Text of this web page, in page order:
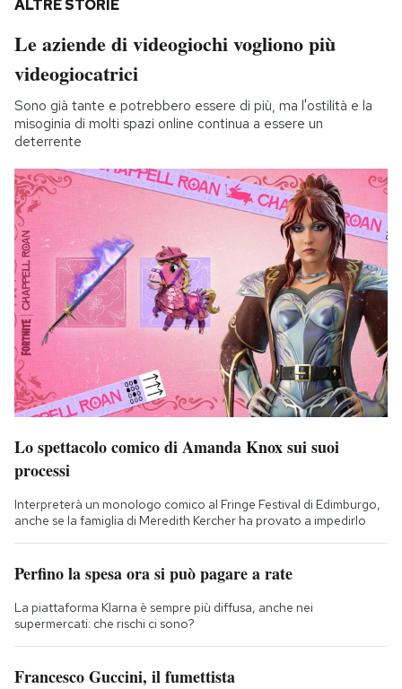
ALTRE STORIE
Le aziende di videogiochi vogliono più
videogiocatrici
Sono già tante e potrebbero essere di più, ma l'ostilità e la
misoginia di molti spazi online continua a essere un
deterrente
Lo spettacolo comico di Amanda Knox sui suoi
processi
Interpreterà un monologo comico al Fringe Festival di Edimburgo,
anche se la famiglia di Meredith Kercher ha provato a impedirlo
Perfino la spesa ora si può pagare a rate
La piattaforma Klarna è sempre più diffusa, anche nei
supermercati: che rischi ci sono?
Francesco Guccini, il fumettista